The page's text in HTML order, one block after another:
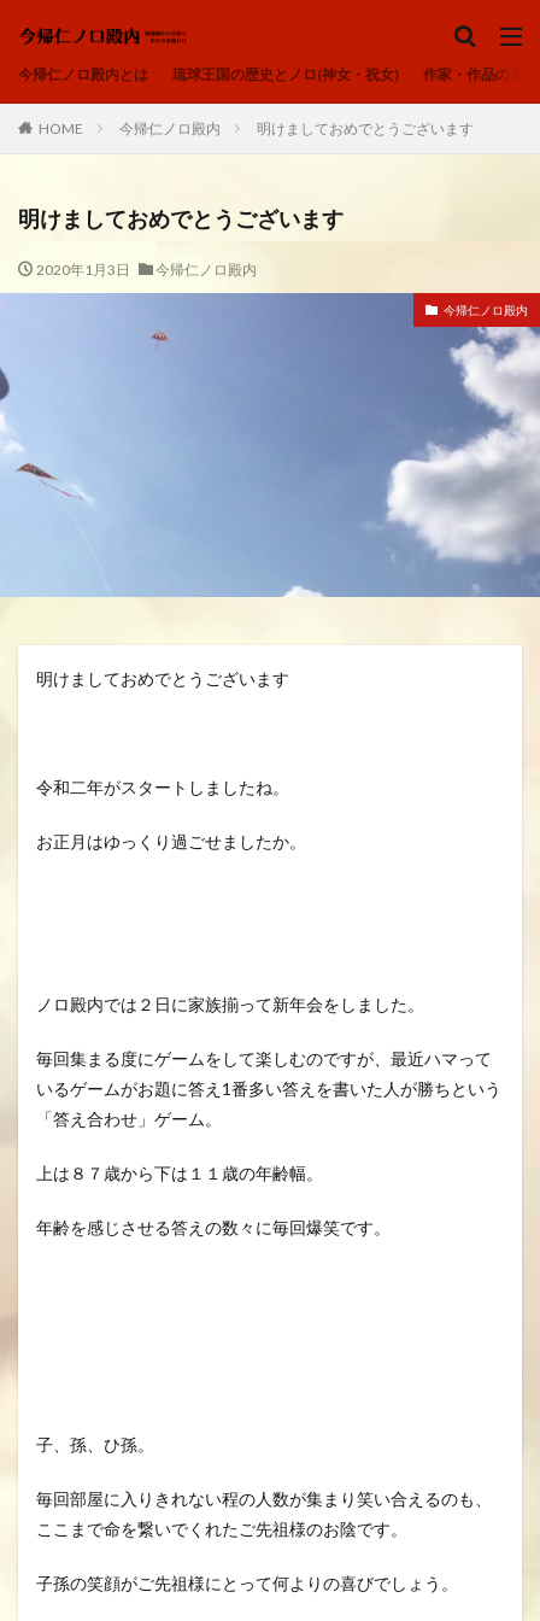
今帰仁ノロ殿内とは 琉球王国の歴史とノロ(神女・祝女) 作家・作品のご
HOME 今帰仁ノロ殿内 明けましておめでとうございます
明けましておめでとうございます
2020年1月3日 今帰仁ノロ殿内
今帰仁ノロ殿内
明けましておめでとうございます
令和二年がスタートしましたね。
お正月はゆっくり過ごせましたか。
ノロ殿内では２日に家族揃って新年会をしました。
毎回集まる度にゲームをして楽しむのですが、最近ハマって
いるゲームがお題に答え1番多い答えを書いた人が勝ちという
「答え合わせ」ゲーム。
上は８７歳から下は１１歳の年齢幅。
年齢を感じさせる答えの数々に毎回爆笑です。
子、孫、ひ孫。
毎回部屋に入りきれない程の人数が集まり笑い合えるのも、
ここまで命を繋いでくれたご先祖様のお陰です。
子孫の笑顔がご先祖様にとって何よりの喜びでしょう。
ノロ、ユタ、カミンチュ ヒヌカン
御嶽
カテゴリー
アオリヤエ
ウートートー
今帰仁ノロ殿内、幸せのお福わけ、再出発、fresh-START、
波動、揚げる、心の拠り所、立ち上がる
琉球の祈り、ノロ、神女、祝女、今帰仁城、尚巴志王、琉球処
生きる、幸せ、安らかに
空、雲、思いやり
龍さん、見える見えない、当たり前に備わる機能